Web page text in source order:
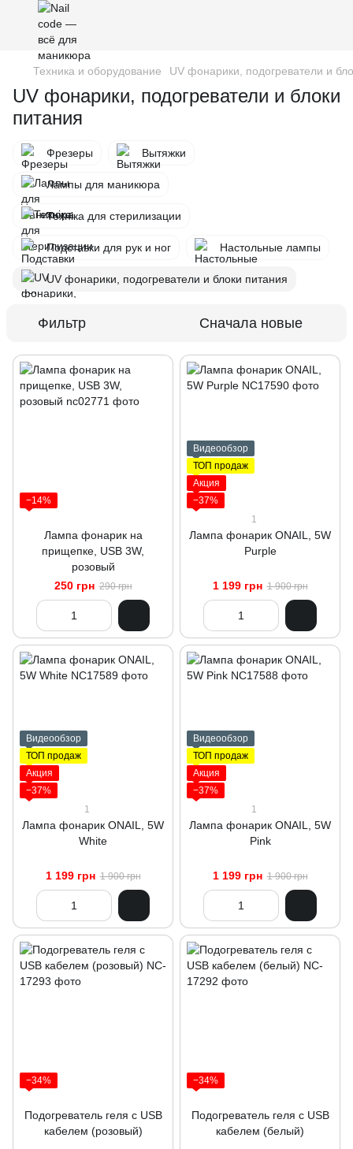
Техника и оборудование UV фонарики, подогреватели и
UV фонарики, подогреватели и блоки
питания
Фрезеры Вытяжки
Лампы для маникюра
Техніка для стерилизации
Подставки для рук и ног Настольные лампы
UV фонарики, подогреватели и блоки питания
Фильтр Сначала новые
−14%
Лампа фонарик на
прищепке, USB 3W,
розовый
250 грн 290 грн
Видеообзор
ТОП продаж
Акция
−37%
1
Лампа фонарик ONAIL, 5W
Purple
1 199 грн 1 900 грн
Видеообзор
ТОП продаж
Акция
−37%
1
Лампа фонарик ONAIL, 5W
White
1 199 грн 1 900 грн
Видеообзор
ТОП продаж
Акция
−37%
1
Лампа фонарик ONAIL, 5W
Pink
1 199 грн 1 900 грн
−34%
Подогреватель геля с USB
кабелем (розовый)
−34%
Подогреватель геля с USB
кабелем (белый)